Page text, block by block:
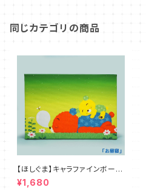
同じカテゴリの商品
【ほしぐま】キャラファインボード
４種
¥1,680